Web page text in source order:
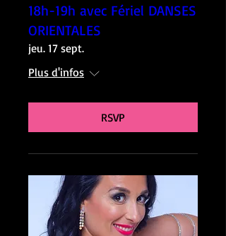
18h-19h avec Fériel DANSES
ORIENTALES
jeu. 17 sept.
Plus d'infos
RSVP